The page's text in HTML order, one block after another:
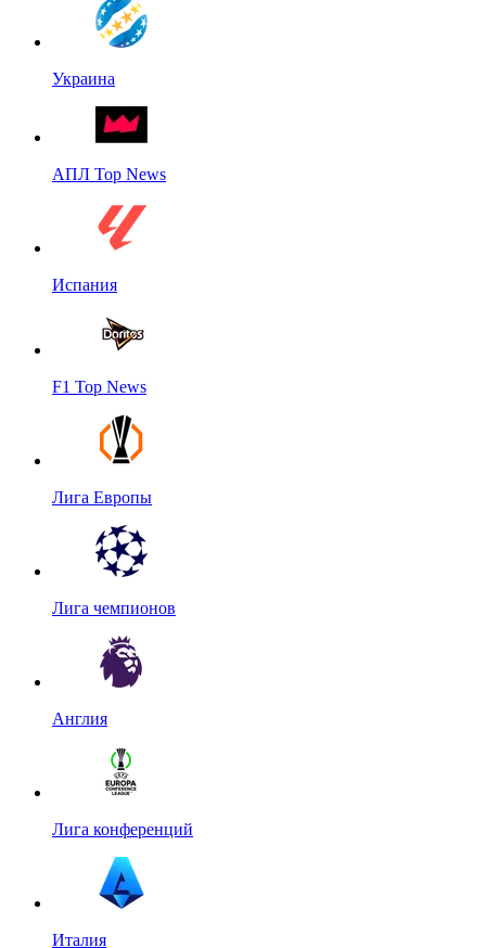
Украина
АПЛ Top News
Испания
F1 Top News
Лига Европы
Лига чемпионов
Англия
Лига конференций
Италия